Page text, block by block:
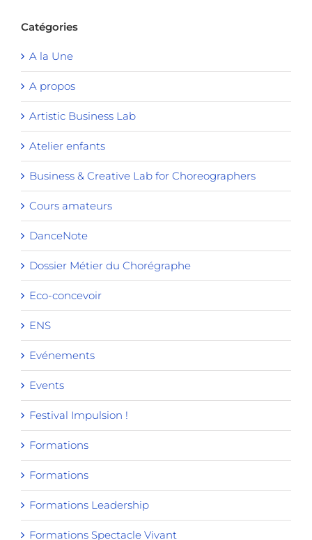
Catégories
A la Une
A propos
Artistic Business Lab
Atelier enfants
Business & Creative Lab for Choreographers
Cours amateurs
DanceNote
Dossier Métier du Chorégraphe
Eco-concevoir
ENS
Evénements
Events
Festival Impulsion !
Formations
Formations
Formations Leadership
Formations Spectacle Vivant